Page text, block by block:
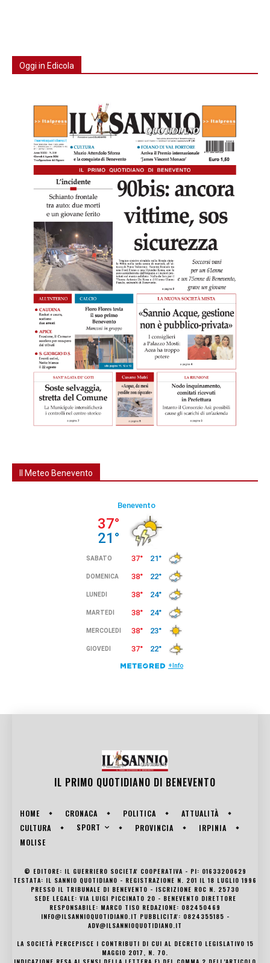
Oggi in Edicola
Il Meteo Benevento
IL PRIMO QUOTIDIANO DI BENEVENTO
HOME CRONACA POLITICA
ATTUALITÀ
CULTURA
SPORT PROVINCIA
IRPINIA
MOLISE
© EDITORE: IL GUERRIERO SOCIETA' COOPERATIVA - PI: 01633200629
TESTATA: IL SANNIO QUOTIDIANO - REGISTRAZIONE N. 201 IL 18 LUGLIO 1996
PRESSO IL TRIBUNALE DI BENEVENTO - ISCRIZIONE ROC N. 25730
SEDE LEGALE: VIA LUIGI PICCINATO 20 - BENEVENTO DIRETTORE
RESPONSABILE: MARCO TISO REDAZIONE: 082450469
INFO@ILSANNIOQUOTIDIANO.IT PUBBLICITA': 0824355185 -
ADV@ILSANNIOQUOTIDIANO.IT
LA SOCIETÀ PERCEPISCE I CONTRIBUTI DI CUI AL DECRETO LEGISLATIVO 15
MAGGIO 2017, N. 70.